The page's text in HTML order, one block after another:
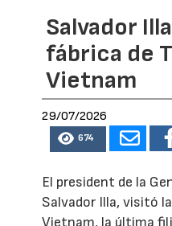
Salvador
fábrica de
Vietnam
29/07/2026
674
El president de la
Salvador Illa, visitó